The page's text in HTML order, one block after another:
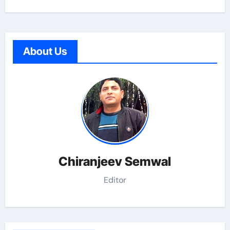
About Us
Chiranjeev Semwal
Editor